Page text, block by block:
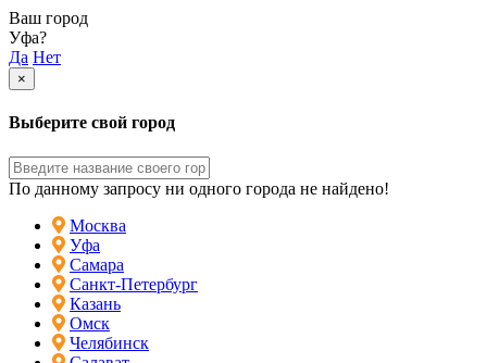
Ваш город
Уфа?
Да Нет
×
Выберите свой город
По данному запросу ни одного города не найдено!
Москва
Уфа
Самара
Санкт-Петербург
Казань
Омск
Челябинск